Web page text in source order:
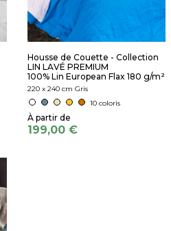
Housse de Couette - Collection
LIN LAVÉ PREMIUM
100% Lin European Flax 180 g/m²
220 x 240 cm Gris
10 coloris
199,00 €